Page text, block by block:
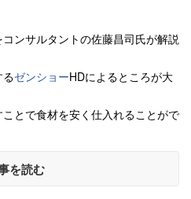
ンサルタントの佐藤昌司氏が解説
ゼンショーHDによるところが大
とで食材を安く仕入れることがで
を読む